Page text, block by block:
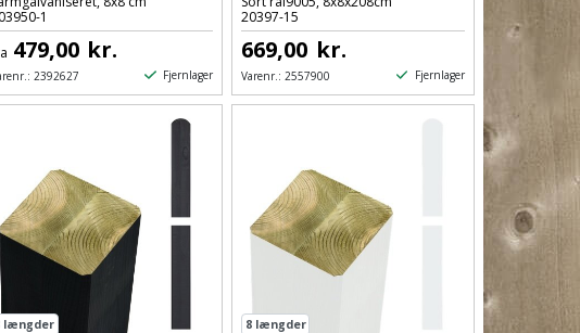
1
479,00 kr.
2392627 Fjernlager
20397-15
669,00 kr.
Varenr.: 2557900 Fjernlager
længder 8 længder